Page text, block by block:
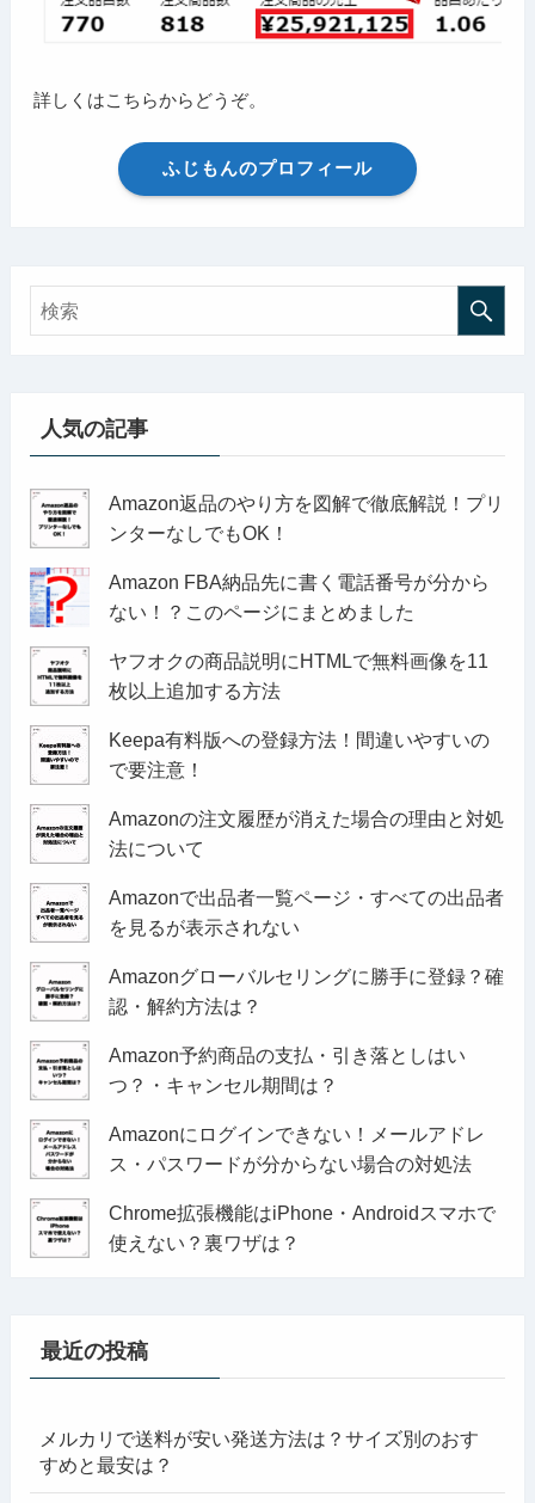
詳しくはこちらからどうぞ。
ふじもんのプロフィール
人気の記事
Amazon返品のやり方を図解で徹底解説！プリ
ンターなしでもOK！
Amazon FBA納品先に書く電話番号が分から
ない！？このページにまとめました
ヤフオクの商品説明にHTMLで無料画像を11
枚以上追加する方法
Keepa有料版への登録方法！間違いやすいの
で要注意！
Amazonの注文履歴が消えた場合の理由と対処
法について
Amazonで出品者一覧ページ・すべての出品者
を見るが表示されない
Amazonグローバルセリングに勝手に登録？確
認・解約方法は？
Amazon予約商品の支払・引き落としはい
つ？・キャンセル期間は？
Amazonにログインできない！メールアドレ
ス・パスワードが分からない場合の対処法
Chrome拡張機能はiPhone・Androidスマホで
使えない？裏ワザは？
最近の投稿
メルカリで送料が安い発送方法は？サイズ別のおす
すめと最安は？